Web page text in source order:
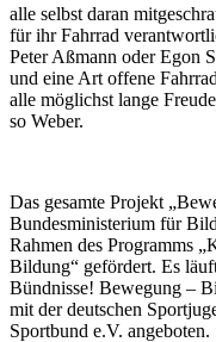
alle selbst daran
für ihr Fahrrad
Peter Aßmann oder Egon
und eine Art offene
alle möglichst lange
so Weber.
Das gesamte Projekt
Bundesministerium für
Rahmen des Programms
Bildung“ gefördert. Es
Bündnisse! Bewegung –
mit der deutschen
Sportbund e.V. angeboten.